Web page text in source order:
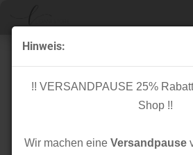
Hinweis:
!! VERSANDPAUSE 25%
Shop !!
Wir machen eine Versandpause
Reißverschluss - nahtverdeckt -
Maker